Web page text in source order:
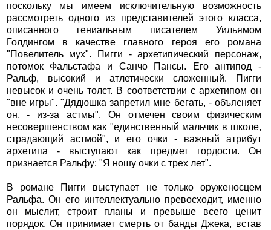
поскольку мы имеем исключительную возможность
рассмотреть одного из представителей этого класса,
описанного гениальным писателем Уильямом
Голдингом в качестве главного героя его романа
"Повелитель мух". Пигги - архетипический персонаж,
потомок Фальстафа и Санчо Пансы. Его антипод -
Ральф, высокий и атлетически сложенный. Пигги
невысок и очень толст. В соответствии с архетипом он
"вне игры". "Дядюшка запретил мне бегать, - объясняет
он, - из-за астмы". Он отмечен своим физическим
несовершенством как "единственный мальчик в школе,
страдающий астмой", и его очки - важный атрибут
архетипа - выступают как предмет гордости. Он
признается Ральфу: "Я ношу очки с трех лет".
В романе Пигги выступает не только оруженосцем
Ральфа. Он его интеллектуально превосходит, именно
он мыслит, строит планы и превыше всего ценит
порядок. Он принимает смерть от банды Джека, встав